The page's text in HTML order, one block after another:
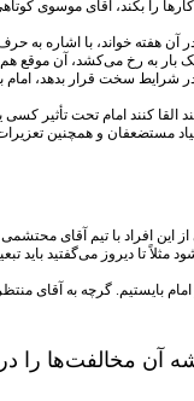
را بکند، آقای موسوی
هفته خواند، با اشاره به
به رخ می‌کشد، آن موقع هم
سخت قرار بدهد، امام
کنند امام تحت تأثیر کسی
مستضعفان و همچنین
این افراد با تیم آقای
تا دیروز می‌گفتید باید
بایستیم. گرچه به آقای
ریشه آن